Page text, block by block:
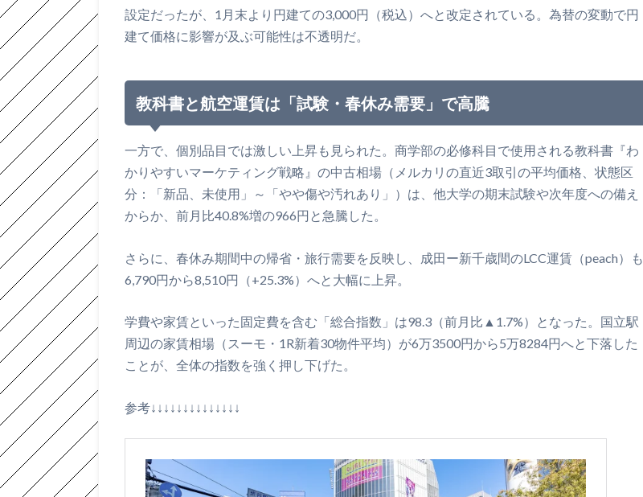
設定だったが、1月末より円建ての3,000円（税込）へと改定されている。為替の変動で円
建て価格に影響が及ぶ可能性は不透明だ。
教科書と航空運賃は「試験・春休み需要」で高騰
一方で、個別品目では激しい上昇も見られた。商学部の必修科目で使用される教科書『わ
かりやすいマーケティング戦略』の中古相場（メルカリの直近3取引の平均価格、状態区
分：「新品、未使用」～「やや傷や汚れあり」）は、他大学の期末試験や次年度への備え
からか、前月比40.8%増の966円と急騰した。
さらに、春休み期間中の帰省・旅行需要を反映し、成田ー新千歳間のLCC運賃（peach）も
6,790円から8,510円（+25.3%）へと大幅に上昇。
学費や家賃といった固定費を含む「総合指数」は98.3（前月比▲1.7%）となった。国立駅
周辺の家賃相場（スーモ・1R新着30物件平均）が6万3500円から5万8284円へと下落した
ことが、全体の指数を強く押し下げた。
参考↓↓↓↓↓↓↓↓↓↓↓↓↓↓